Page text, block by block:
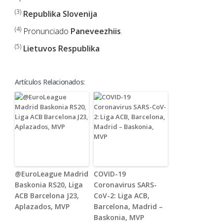
(3) Republika Slovenija
(4) Pronunciado Paneveezhiis.
(5) Lietuvos Respublika
Artículos Relacionados:
@EuroLeague Madrid
Baskonia RS20, Liga
ACB Barcelona J23,
Aplazados, MVP
COVID-19
Coronavirus SARS-
CoV-2: Liga ACB,
Barcelona, Madrid –
Baskonia, MVP